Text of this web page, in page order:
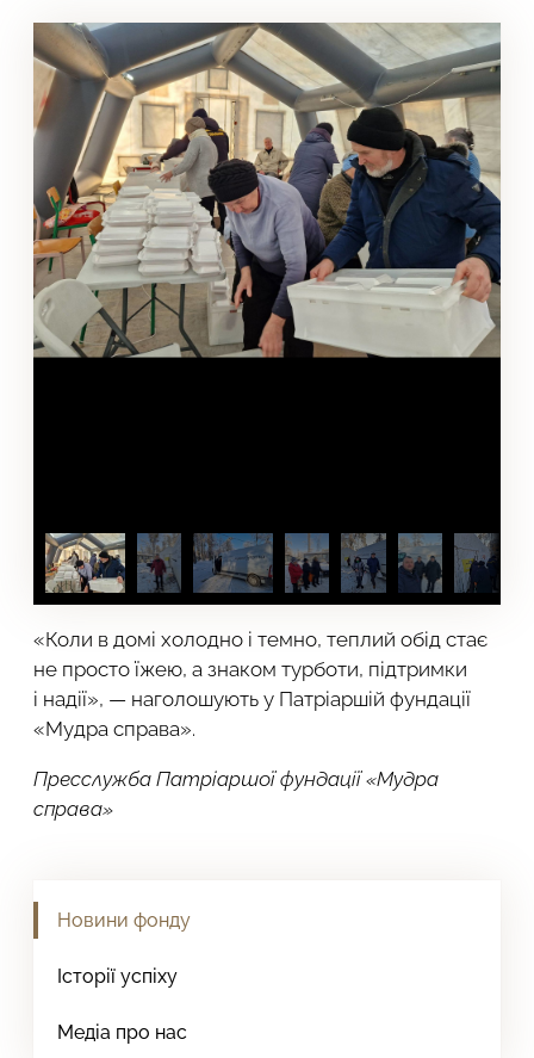
«Коли в домі холодно і темно, теплий обід стає
не просто їжею, а знаком турботи, підтримки
і надії», — наголошують у Патріаршій фундації
«Мудра справа».
Пресслужба Патріаршої фундації «Мудра
справа»
Новини фонду
Історії успіху
Медіа про нас